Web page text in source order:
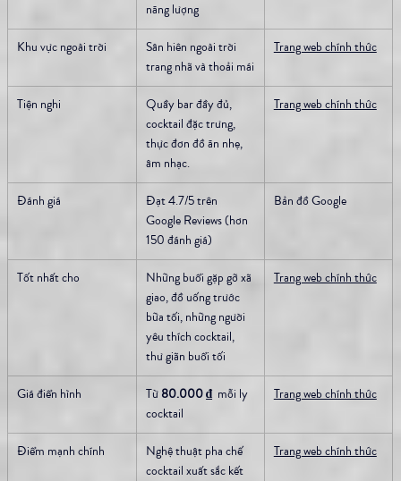
năng lượng
Khu vực ngoài trời
Sân hiên ngoài trời
trang nhã và thoải mái
Trang web chính thức
Tiện nghi
Quầy bar đầy đủ,
cocktail đặc trưng, ​​
thực đơn đồ ăn nhẹ,
âm nhạc.
Trang web chính thức
Đánh giá
Đạt 4.7/5 trên
Google Reviews (hơn
150 đánh giá)
Bản đồ Google
Tốt nhất cho
Những buổi gặp gỡ xã
giao, đồ uống trước
bữa tối, những người
yêu thích cocktail,
thư giãn buổi tối
Trang web chính thức
Giá điển hình Từ 80.000 ₫ mỗi ly
cocktail
Trang web chính thức
Điểm mạnh chính
Nghệ thuật pha chế
cocktail xuất sắc kết
Trang web chính thức